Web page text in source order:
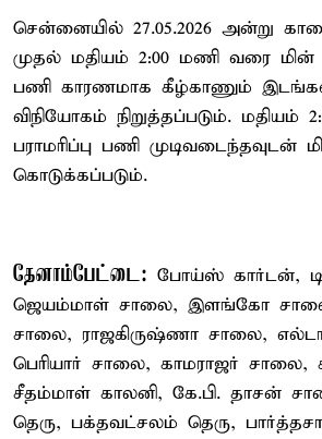
சென்னையில் 27.05.2026 அன்று
முதல் மதியம் 2:00 மணி வரை மின்
பணி காரணமாக கீழ்காணும்
விநியோகம் நிறுத்தப்படும். மதியம்
பராமரிப்பு பணி முடிவடைந்தவுடன்
கொடுக்கப்படும்.
தேனாம்பேட்டை: போய்ஸ் கார்டன்,
ஜெயம்மாள் சாலை, இளங்கோ
சாலை, ராஜகிருஷ்ணா சாலை,
பெரியார் சாலை, காமராஜர் சாலை,
சீதம்மாள் காலனி, கே.பி. தாசன்
தெரு, பக்தவட்சலம் தெரு,